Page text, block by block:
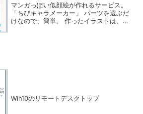
マンガっぽい似顔絵が作れるサービス。
「ちびキャラメーカー」 パーツを選ぶだ
けなので、簡単。 作ったイラストは、通
Win10のリモートデスクトップ